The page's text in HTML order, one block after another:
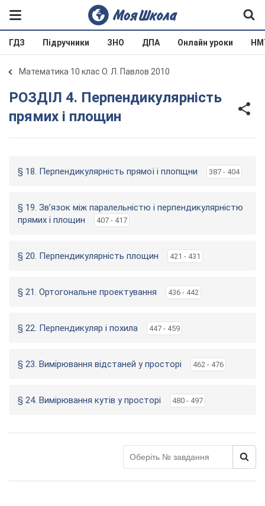
ГДЗ Підручники ЗНО ДПА Онлайн уроки
Математика 10 клас О. Л. Павлов 2010
РОЗДІЛ 4. Перпендикулярність
прямих і площин
§ 18. Перпендикулярність прямої і плопщни 387 - 404
§ 19. Зв’язок між паралельністю і перпендикулярністю
прямих і площин
407 - 417
§ 20. Перпендикулярність площин 421 - 431
§ 21. Ортогональне проектування 436 - 442
§ 22. Перпендикуляр і похила 447 - 459
§ 23. Вимірювання відстаней у просторі 462 - 476
§ 24. Вимірювання кутів у просторі 480 - 497